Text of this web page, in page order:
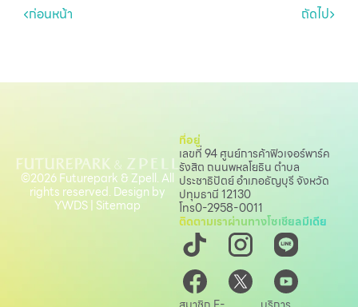
ฟิวเจอร์ซิตี้
ตำแหน่งงาน
สมัครงาน
ก่อนหน้า
ถัดไป
ที่อยู่
เลขที่ 94 ศูนย์การค้าฟิวเจอร์พาร์ค
รังสิต ถนนพหลโยธิน ตำบล
ประชาธิปัตย์ อำเภอธัญบุรี จังหวัด
ปทุมธานี 12130
โทร0-2958-0011
ติดตามเราผ่านทางโซเชียลมีเดีย
©2026 Futurepark & Zpell. All
rights reserved. Design by
YWDS| Sitemap